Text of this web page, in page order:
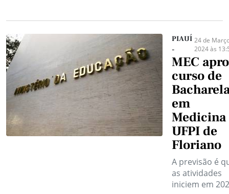
PIAUÍ
-
24 de
2024 às
MEC
curso de
em
Medicina
UFPI de
Floriano
A previsão é
as atividades
iniciem em